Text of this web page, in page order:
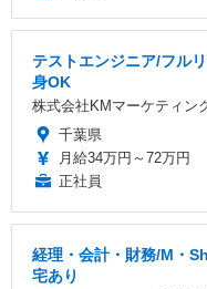
テストエンジニア/フル
身OK
株式会社KMマーケティン
千葉県
月給34万円～72万円
正社員
経理・会計・財務/M・
宅あり